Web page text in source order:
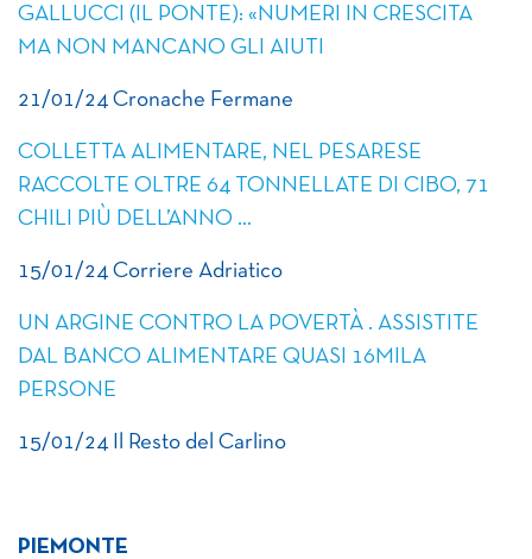
GALLUCCI (IL PONTE): «NUMERI IN CRESCITA
MA NON MANCANO GLI AIUTI
21/01/24 Cronache Fermane
COLLETTA ALIMENTARE, NEL PESARESE
RACCOLTE OLTRE 64 TONNELLATE DI CIBO, 71
CHILI PIÙ DELL’ANNO …
15/01/24 Corriere Adriatico
UN ARGINE CONTRO LA POVERTÀ . ASSISTITE
DAL BANCO ALIMENTARE QUASI 16MILA
PERSONE
15/01/24 Il Resto del Carlino
PIEMONTE